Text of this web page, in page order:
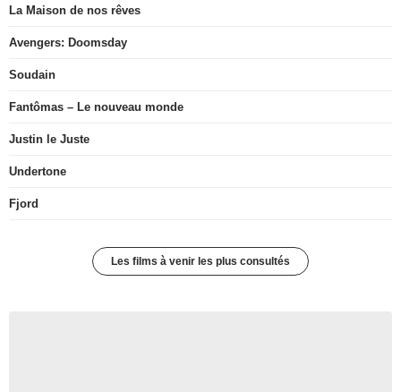
La Maison de nos rêves
Avengers: Doomsday
Soudain
Fantômas – Le nouveau monde
Justin le Juste
Undertone
Fjord
Les films à venir les plus consultés